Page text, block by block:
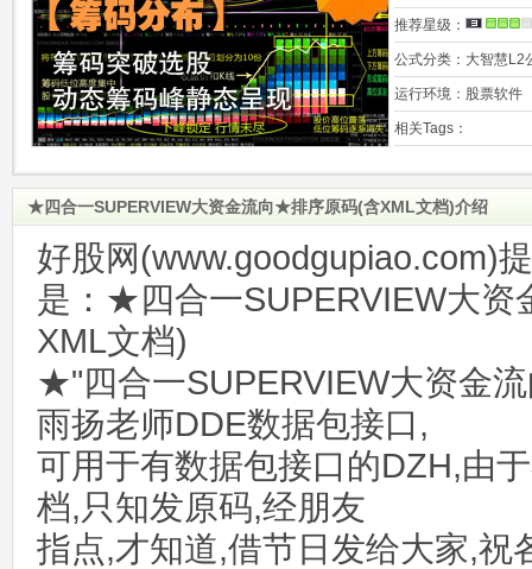
推荐星级：
公式分类： 大智慧L2
运行环境： 股票软件
相关Tags：
★四合一SUPERVIEW大资金流向★排序原码(含XML文档)介绍
好股网(www.goodgupiao.com)
是：★四合一SUPERVIEW大
XML文档)
★"四合一SUPERVIEW大资金
雨扬老师DDE数据包接口,
可用于有数据包接口的DZH,由
档,只知发原码,经朋友
指点,才知道,借节日发给大家,祝